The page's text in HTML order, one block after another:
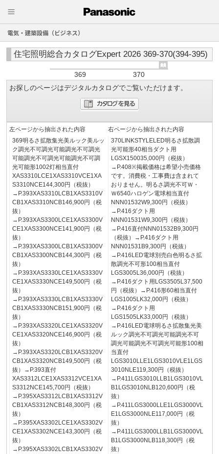
電気・建築設備（ビジネス）
住宅照明総合カタログExpert 2026 369-370(394-395)
369
370
お探しのページはデジタルカタログでご覧いただけます。
左ページから抽出された内容
369明るさ拡散集光美ルック美ルッ
ク調光不可調光可能調光不可調光
可能調光不可調光可能調光不可調
光可能形1002灯相当直付
XAS3310LCE1XAS3310VCE1XA
S3310NCE144,300円（税抜）
→P.393XAS3310LCB1XAS3310V
CB1XAS3310NCB146,900円（税
抜）
→P.393XAS3300LCE1XAS3300V
CE1XAS3300NCE141,900円（税
抜）
→P.393XAS3300LCB1XAS3300V
CB1XAS3300NCB144,300円（税
抜）
→P.393XAS3330LCE1XAS3330V
CE1XAS3330NCE149,500円（税
抜）
→P.393XAS3330LCB1XAS3330V
CB1XAS3330NCB151,900円（税
抜）
→P.393XAS3320LCE1XAS3320V
CE1XAS3320NCE146,900円（税
抜）
→P.393XAS3320LCB1XAS3320V
CB1XAS3320NCB149,500円（税
抜）→P.393直付
XAS3312LCE1XAS3312VCE1XA
S3312NCE145,700円（税抜）
→P.395XAS3312LCB1XAS3312V
CB1XAS3312NCB148,300円（税
抜）
→P.395XAS3302LCE1XAS3302V
CE1XAS3302NCE143,300円（税
抜）
→P.395XAS3302LCB1XAS3302V
右ページから抽出された内容
370LINKSTYLELED明るさ拡散調
光可能形40相当ダクト用
LGSX150035,000円（税抜）
→P.408※掲載価格は希望小売価格
です。消費税・工事費は含まれて
おりません。明るさ調光不可Ｗ・
Ｗ6540ハロゲン電球相当直付
NNN01532W9,300円（税抜）
→P.416ダクト用
NNN01531W9,300円（税抜）
→P.416直付NNN01532B9,300円
（税抜）→P.416ダクト用
NNN01531B9,300円（税抜）
→P.416LED電球別売白色明るさ拡
散調光不可形100相当直付
LGS3005L36,000円（税抜）
→P.416ダクト用LGS3505L37,500
円（税抜）→P.416形60相当直付
LGS1005LK32,000円（税抜）
→P.416ダクト用
LGS1505LK33,000円（税抜）
→P.416LED電球明るさ拡散集光美
ルック調光不可調光可能調光不可
調光可能調光不可調光可能形100相
当直付
LGS3010LLE1LGS3010VLE1LGS
3010NLE119,300円（税抜）
→P.411LGS3010LLB1LGS3010VL
B1LGS3010NLB120,600円（税
抜）
→P.411LGS3000LLE1LGS3000VL
E1LGS3000NLE117,000円（税
抜）
→P.411LGS3000LLB1LGS3000VL
B1LGS3000NLB118,300円（税
抜）